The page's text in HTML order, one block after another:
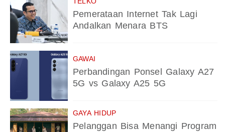
Pemerataan Internet Tak Lagi
Andalkan Menara BTS
GAWAI
Perbandingan Ponsel Galaxy A27
5G vs Galaxy A25 5G
GAYA HIDUP
Pelanggan Bisa Menangi Program